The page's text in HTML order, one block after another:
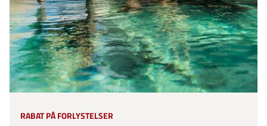
RABAT PÅ FORLYSTELSER